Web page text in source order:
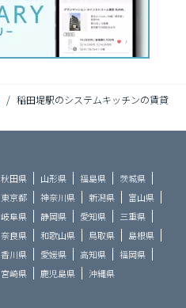
/ 稲田堤駅のシステムキッチンの賃貸
秋田県 山形県 福島県
茨城県
東京都 神奈川県 新潟県
富山県
岐阜県 静岡県 愛知県
三重県
奈良県 和歌山県 鳥取県
島根県
香川県 愛媛県 高知県
福岡県
宮崎県 鹿児島県 沖縄県